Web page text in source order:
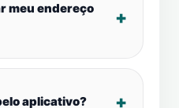
meu endereço
aplicativo?